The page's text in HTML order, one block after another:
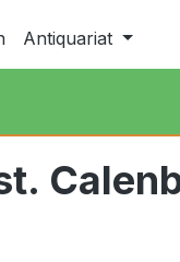
Antiquariat